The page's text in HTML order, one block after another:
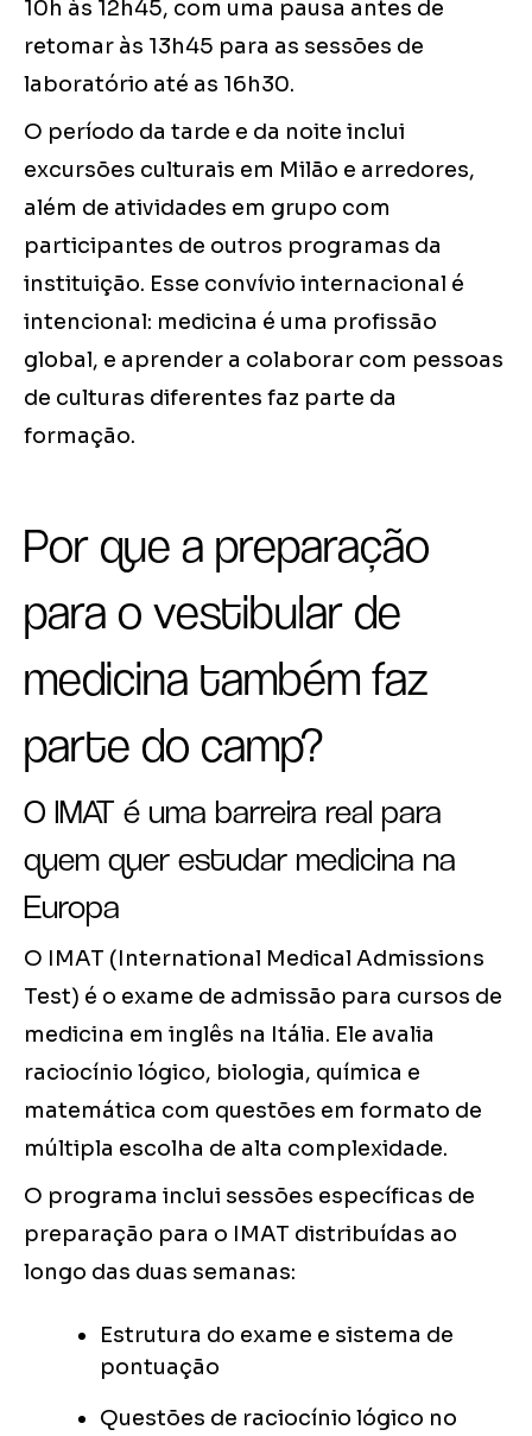
10h às 12h45, com uma pausa antes de
retomar às 13h45 para as sessões de
laboratório até as 16h30.
O período da tarde e da noite inclui
excursões culturais em Milão e arredores,
além de atividades em grupo com
participantes de outros programas da
instituição. Esse convívio internacional é
intencional: medicina é uma profissão
global, e aprender a colaborar com pessoas
de culturas diferentes faz parte da
formação.
Por que a preparação
para o vestibular de
medicina também faz
parte do camp?
O IMAT é uma barreira real para
quem quer estudar medicina na
Europa
O IMAT (International Medical Admissions
Test) é o exame de admissão para cursos de
medicina em inglês na Itália. Ele avalia
raciocínio lógico, biologia, química e
matemática com questões em formato de
múltipla escolha de alta complexidade.
O programa inclui sessões específicas de
preparação para o IMAT distribuídas ao
longo das duas semanas:
Estrutura do exame e sistema de
pontuação
Questões de raciocínio lógico no